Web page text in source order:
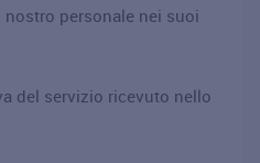
personale nei suoi
del servizio ricevuto nello